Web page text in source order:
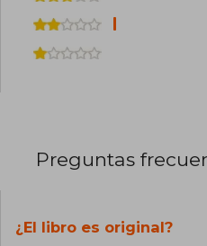
Preguntas
¿El libro es original?